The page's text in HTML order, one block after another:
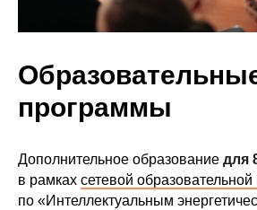
программы
Дополнительное образование для
в рамках сетевой
по «Интеллектуальным